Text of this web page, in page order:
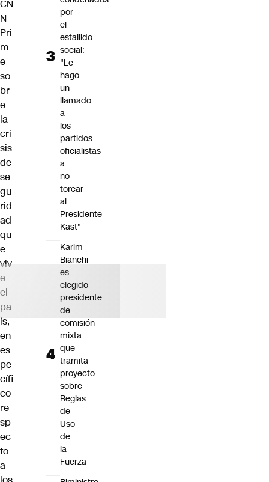
CN
N
Pri
m
e
so
br
e
la
cri
sis
de
se
gu
rid
ad
qu
e
viv
e
el
pa
ís,
en
es
pe
cífi
co
re
sp
ec
to
a
por
el
estallido
social:
"Le
hago
un
llamado
a
los
partidos
oficialistas
a
no
torear
al
Presidente
Kast"
Karim
Bianchi
es
elegido
presidente
de
comisión
mixta
que
tramita
proyecto
sobre
Reglas
de
Uso
de
la
Fuerza